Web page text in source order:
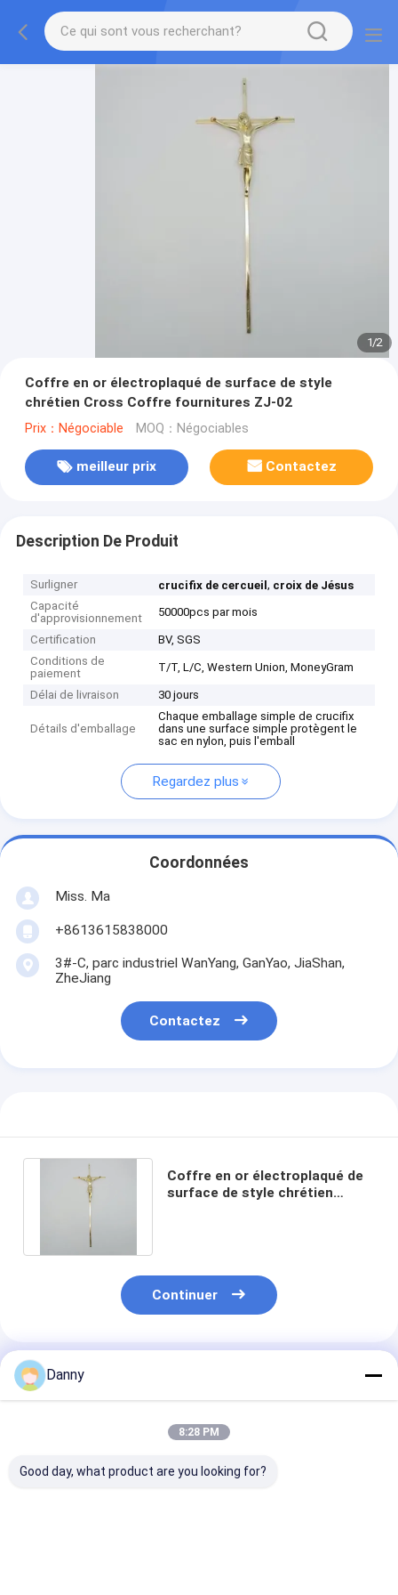
1/2
Coffre en or électroplaqué de surface de style
chrétien Cross Coffre fournitures ZJ-02
Prix：Négociable MOQ：Négociables
meilleur prix Contactez
Description De Produit
Surligner crucifix de cercueil, croix de Jésus
Capacité
d'approvisionnement
50000pcs par mois
Certification
BV, SGS
Conditions de
paiement
T/T, L/C, Western Union, MoneyGram
Délai de livraison 30 jours
Détails d'emballage
Chaque emballage simple de crucifix
dans une surface simple protègent le
sac en nylon, puis l'emball
Regardez plus
Coordonnées
Miss. Ma
+8613615838000
3#-C, parc industriel WanYang, GanYao, JiaShan,
ZheJiang
Contactez
Coffre en or électroplaqué de
surface de style chrétien
Continuer
Produits Recommandés
Danny
8:28 PM
Good day, what product are you looking for?